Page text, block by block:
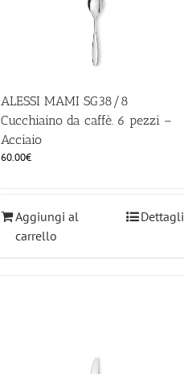
ALESSI MAMI SG38/8
Cucchiaino da caffè. 6 pezzi –
Acciaio
60.00€
Aggiungi al
carrello
Dettagli